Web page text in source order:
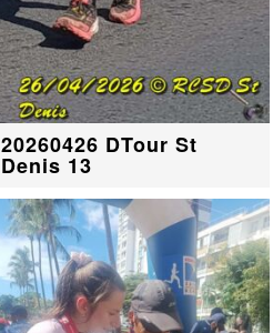
20260426 DTour St
Denis 13